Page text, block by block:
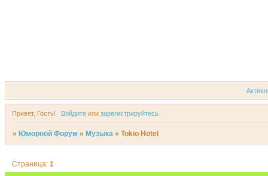
Привет, Гость! Войдитеили зарегистрируйтесь.
» Юморной Форум » Музыка »Tokio Hotel
Страница:1